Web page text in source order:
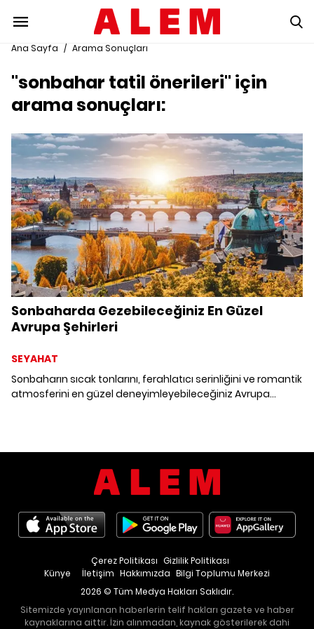
Ana Sayfa / Arama Sonuçları
"sonbahar tatil önerileri" için
arama sonuçları:
Sonbaharda Gezebileceğiniz En Güzel
Avrupa Şehirleri
SEYAHAT
Sonbaharın sıcak tonlarını, ferahlatıcı serinliğini ve romantik
atmosferini en güzel deneyimleyebileceğiniz Avrupa
Künye İletişim Hakkımızda Bilgi Toplumu Merkezi
Çerez Politikası Gizlilik Politikası
2026 © Tüm Medya Hakları Saklıdır.
Sitemizde yayınlanan haberlerin telif hakları gazete ve haber
kaynaklarına aittir. İzin alınmadan, kaynak gösterilerek dahi